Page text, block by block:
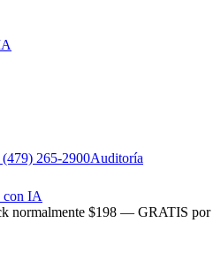
265-2900Auditoría
con IA
normalmente $198 — GRATIS por